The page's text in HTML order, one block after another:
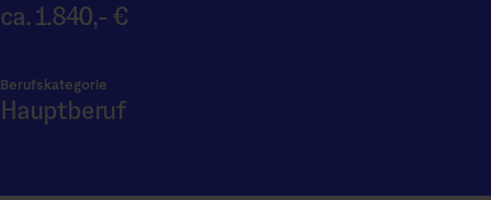
ca. 1.840,- €
Berufskategorie
Hauptberuf